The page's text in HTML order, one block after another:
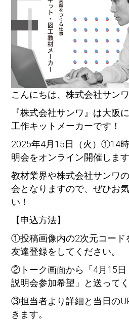
こんにちは、株式会社サン
『株式会社サンワ』は大阪
工作キットメーカーです！
2025年4月15日（火）①14
明会をオンライン開催します
教材業界や株式会社サンワ
会となりますので、ぜひお
い！
【申込方法】
①投稿画像内の2次元コード
友達登録をしてください。
②トーク画面から「4月15日
説明会参加希望」と送ってく
③担当者より詳細と当日の
きます。